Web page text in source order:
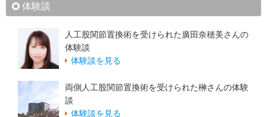
体験談
人工股関節置換術を受けられた廣田奈穂美さんの
体験談
体験談を見る
両側人工股関節置換術を受けられた榊さんの体験
談
体験談を見る